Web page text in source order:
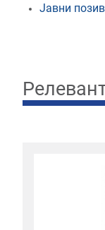
Јавни позив